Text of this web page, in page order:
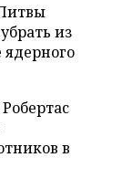
убрать из
в